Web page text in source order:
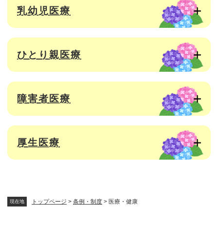
現在地 トップページ > 条例・制度 > 医療・健康
乳幼児医療
ひとり親医療
障害者医療
厚生医療